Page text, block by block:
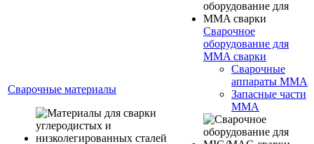
Сварочные материалы
Сварочное
оборудование для
MMA сварки
Сварочные
аппараты MMA
Запасные части
MMA